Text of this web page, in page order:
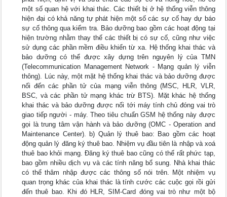
một số quan hệ với khai thác. Các thiết bị ở hệ thống viễn thông
hiện đại có khả năng tự phát hiện một số các sự cố hay dự báo
sự cố thông qua kiểm tra. Bảo dưỡng bao gồm các hoạt động tại
hiện trường nhằm thay thế các thiết bị có sự cố, cũng như việc
sử dụng các phần mềm điều khiển từ xa. Hệ thống khai thác và
bảo dưỡng có thể được xây dựng trên nguyên lý của TMN
(Telecommunication Management Network - Mạng quản lý viễn
thông). Lúc này, một mặt hệ thống khai thác và bảo dưỡng được
nối đến các phần tử của mạng viễn thông (MSC, HLR, VLR,
BSC, và các phần tử mạng khác trừ BTS). Mặt khác hệ thống
khai thác và bảo dưỡng được nối tới máy tính chủ đóng vai trò
giao tiếp người - máy. Theo tiêu chuẩn GSM hệ thống này được
gọi là trung tâm vận hành và bảo dưỡng (OMC - Operation and
Maintenance Center). b) Quản lý thuê bao: Bao gồm các hoạt
động quản lý đăng ký thuê bao. Nhiệm vụ đầu tiên là nhập và xoá
thuê bao khỏi mạng. Đăng ký thuê bao cũng có thể rất phức tạp,
bao gồm nhiều dịch vụ và các tính năng bổ sung. Nhà khai thác
có thể thâm nhập được các thông số nói trên. Một nhiệm vụ
quan trọng khác của khai thác là tính cước các cuộc gọi rồi gửi
đến thuê bao. Khi đó HLR, SIM-Card đóng vai trò như một bộ